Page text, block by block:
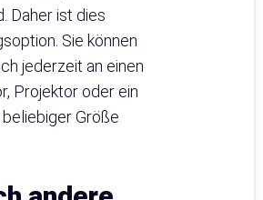
Daher ist dies
Sie können
jederzeit an einen
Projektor oder ein
Größe